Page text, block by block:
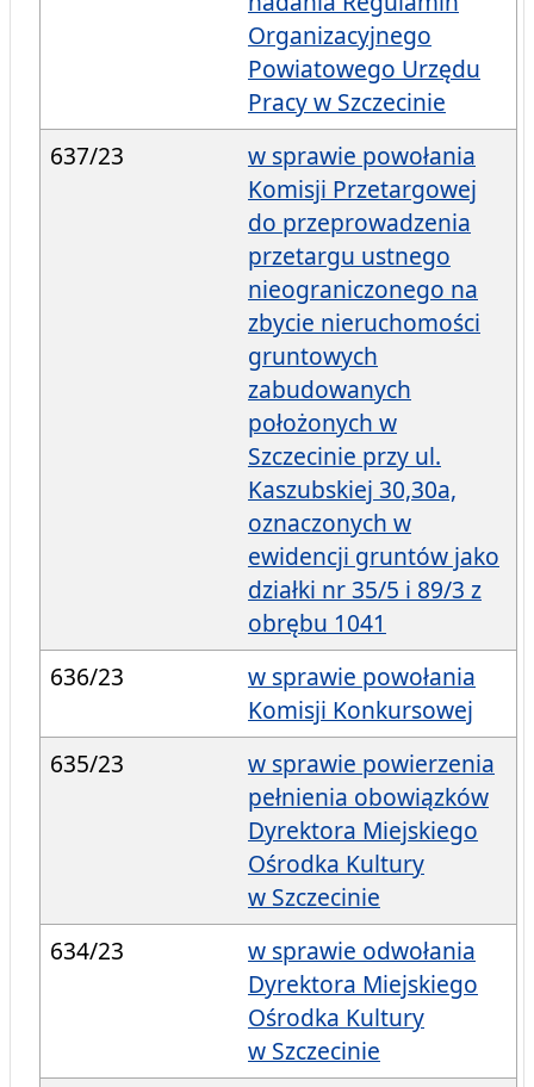
Organizacyjnego
Powiatowego Urzędu
Pracy w Szczecinie
637/23
w sprawie powołania
Komisji Przetargowej
do przeprowadzenia
przetargu ustnego
nieograniczonego na
zbycie nieruchomości
gruntowych
zabudowanych
położonych w
Szczecinie przy ul.
Kaszubskiej 30,30a,
oznaczonych w
ewidencji gruntów jako
działki nr 35/5 i 89/3 z
obrębu 1041
636/23
w sprawie powołania
Komisji Konkursowej
635/23
w sprawie powierzenia
pełnienia obowiązków
Dyrektora Miejskiego
Ośrodka Kultury
w Szczecinie
634/23
w sprawie odwołania
Dyrektora Miejskiego
Ośrodka Kultury
w Szczecinie